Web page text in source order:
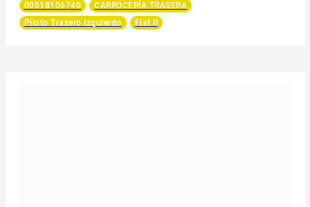
00518106740
CARROCERÍA TRASERA
Piloto Trasero Izquierdo
Fiat II